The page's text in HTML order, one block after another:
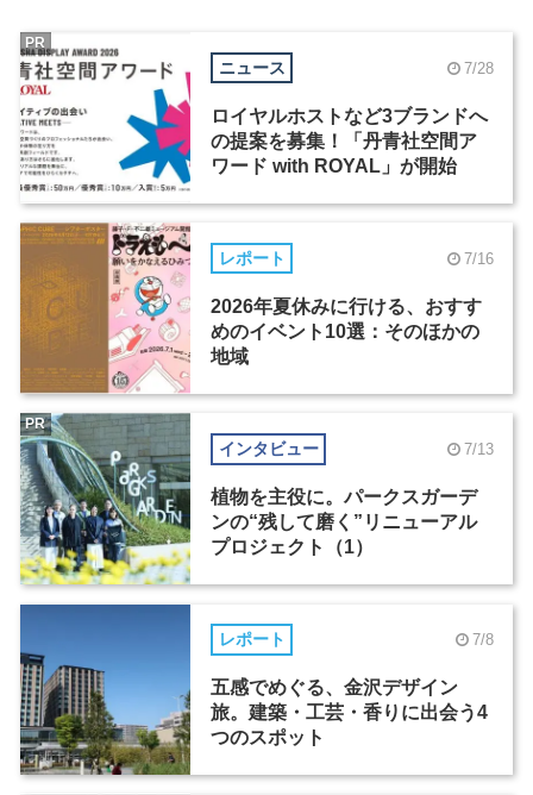
ニュース 7/28
ロイヤルホストなど3ブランドへ
の提案を募集！「丹青社空間ア
ワード with ROYAL」が開始
PR
レポート 7/16
2026年夏休みに行ける、おすす
めのイベント10選：そのほかの
地域
インタビュー 7/13
植物を主役に。パークスガーデ
ンの“残して磨く”リニューアル
プロジェクト（1）
PR
レポート 7/8
五感でめぐる、金沢デザイン
旅。建築・工芸・香りに出会う4
つのスポット